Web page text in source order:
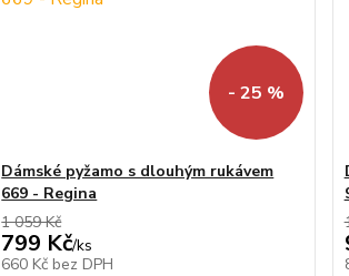
- 25 %
Dámské pyžamo s dlouhým rukávem
669 - Regina
1 059 Kč
799 Kč/ks
660 Kč bez DPH